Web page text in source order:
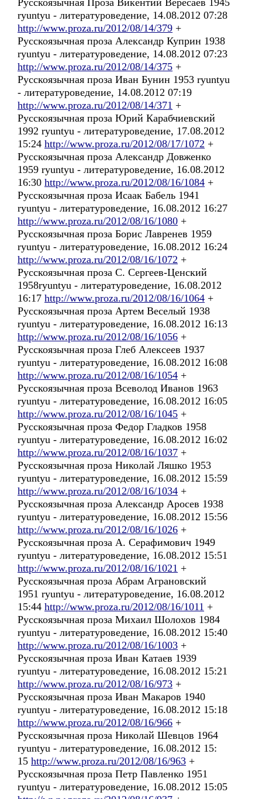
Русскоязычная Проза Викентий Вересаев 1945
ryuntyu - литературоведение, 14.08.2012 07:28
http://www.proza.ru/2012/08/14/379 +
Русскоязычная проза Александр Куприн 1938
ryuntyu - литературоведение, 14.08.2012 07:23
http://www.proza.ru/2012/08/14/375 +
Русскоязычная проза Иван Бунин 1953 ryuntyu
- литературоведение, 14.08.2012 07:19
http://www.proza.ru/2012/08/14/371 +
Русскоязычная проза Юрий Карабчиевский
1992 ryuntyu - литературоведение, 17.08.2012
15:24 http://www.proza.ru/2012/08/17/1072 +
Русскоязычная проза Александр Довженко
1959 ryuntyu - литературоведение, 16.08.2012
16:30 http://www.proza.ru/2012/08/16/1084 +
Русскоязычная проза Исаак Бабель 1941
ryuntyu - литературоведение, 16.08.2012 16:27
http://www.proza.ru/2012/08/16/1080 +
Русскоязычная проза Борис Лавренев 1959
ryuntyu - литературоведение, 16.08.2012 16:24
http://www.proza.ru/2012/08/16/1072 +
Русскоязычная проза С. Сергеев-Ценский
1958ryuntyu - литературоведение, 16.08.2012
16:17 http://www.proza.ru/2012/08/16/1064 +
Русскоязычная проза Артем Веселый 1938
ryuntyu - литературоведение, 16.08.2012 16:13
http://www.proza.ru/2012/08/16/1056 +
Русскоязычная проза Глеб Алексеев 1937
ryuntyu - литературоведение, 16.08.2012 16:08
http://www.proza.ru/2012/08/16/1054 +
Русскоязычная проза Всеволод Иванов 1963
ryuntyu - литературоведение, 16.08.2012 16:05
http://www.proza.ru/2012/08/16/1045 +
Русскоязычная проза Федор Гладков 1958
ryuntyu - литературоведение, 16.08.2012 16:02
http://www.proza.ru/2012/08/16/1037 +
Русскоязычная проза Николай Ляшко 1953
ryuntyu - литературоведение, 16.08.2012 15:59
http://www.proza.ru/2012/08/16/1034 +
Русскоязычная проза Александр Аросев 1938
ryuntyu - литературоведение, 16.08.2012 15:56
http://www.proza.ru/2012/08/16/1026 +
Русскоязычная проза А. Серафимович 1949
ryuntyu - литературоведение, 16.08.2012 15:51
http://www.proza.ru/2012/08/16/1021 +
Русскоязычная проза Абрам Аграновский
1951 ryuntyu - литературоведение, 16.08.2012
15:44 http://www.proza.ru/2012/08/16/1011 +
Русскоязычная проза Михаил Шолохов 1984
ryuntyu - литературоведение, 16.08.2012 15:40
http://www.proza.ru/2012/08/16/1003 +
Русскоязычная проза Иван Катаев 1939
ryuntyu - литературоведение, 16.08.2012 15:21
http://www.proza.ru/2012/08/16/973 +
Русскоязычная проза Иван Макаров 1940
ryuntyu - литературоведение, 16.08.2012 15:18
http://www.proza.ru/2012/08/16/966 +
Русскоязычная проза Николай Шевцов 1964
ryuntyu - литературоведение, 16.08.2012 15:
15 http://www.proza.ru/2012/08/16/963 +
Русскоязычная проза Петр Павленко 1951
ryuntyu - литературоведение, 16.08.2012 15:05